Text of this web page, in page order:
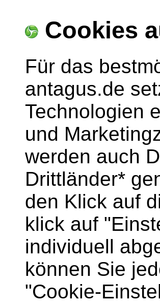
Cookies
Für das
antagus.de
Technologien
und
werden auch
Drittländer*
den Klick auf
klick auf
individuell
können Sie
"Cookie-